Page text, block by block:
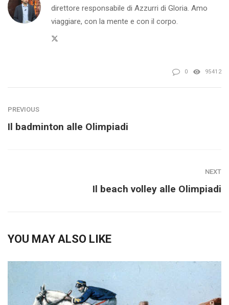
direttore responsabile di Azzurri di Gloria. Amo
viaggiare, con la mente e con il corpo.
0 95412
PREVIOUS
Il badminton alle Olimpiadi
NEXT
Il beach volley alle Olimpiadi
YOU MAY ALSO LIKE